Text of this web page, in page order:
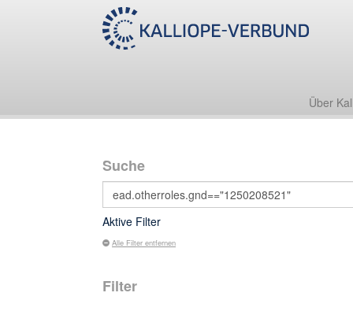
Über
Suche
Aktive Filter
Alle Filter entfernen
Filter